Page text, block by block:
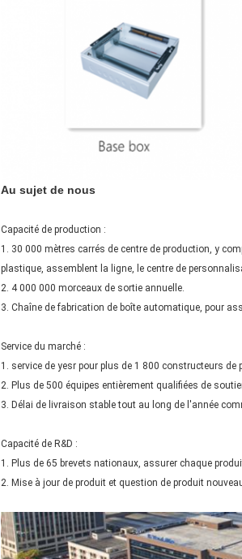
Au sujet de nous
Capacité de production :
1. 30 000 mètres carrés de centre de production, y
plastique, assemblent la ligne, le centre de
2. 4 000 000 morceaux de sortie annuelle.
3. Chaîne de fabrication de boîte automatique, pour
Service du marché :
1. service de yesr pour plus de 1 800 constructeurs
2. Plus de 500 équipes entièrement qualifiées de
3. Délai de livraison stable tout au long de l'année
Capacité de R&D :
1. Plus de 65 brevets nationaux, assurer chaque
2. Mise à jour de produit et question de produit